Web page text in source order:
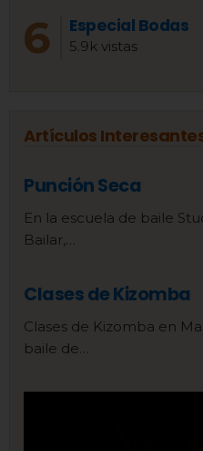
Especial Bodas
5.9k vistas
Artículos
Punción Seca
En la escuela de baile
Bailar,…
Clases de Kizomba
Clases de Kizomba en
baile de…